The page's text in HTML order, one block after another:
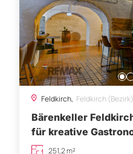
Feldkirch, Feldkirch
Bärenkeller
für kreative
251,2 m²
Preis auf Anfrage